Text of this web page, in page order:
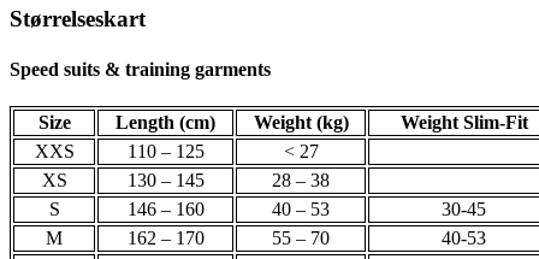
Størrelseskart
Speed suits & training garments
Size Length (cm) Weight (kg)
Weight Slim-Fit
XXS
110 – 125
< 27
XS
130 – 145
28 – 38
S
146 – 160 40 – 53
30-45
M
162 – 170 55 – 70
40-53